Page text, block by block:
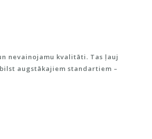
nevainojamu kvalitāti. Tas ļauj
augstākajiem standartiem –